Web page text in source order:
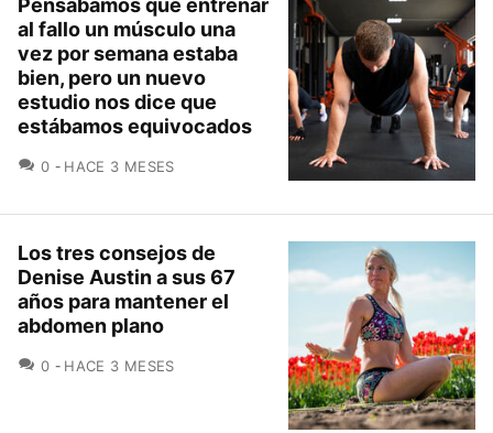
Pensábamos que entrenar
al fallo un músculo una
vez por semana estaba
bien, pero un nuevo
estudio nos dice que
estábamos equivocados
0 COMENTARIOS
HACE 3 MESES
Los tres consejos de
Denise Austin a sus 67
años para mantener el
abdomen plano
0 COMENTARIOS
HACE 3 MESES